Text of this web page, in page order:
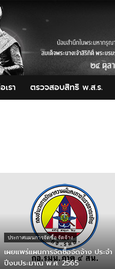
รา ตรวจสอบสิทธิ พ.ส.ร.
ประกาศแผนการจัดซื้อ จัดจ้าง
เผยแพร่แผนการจัดซื้อจัดจ้าง ประจำ
ปีงบประมาณ พ.ศ. 2565